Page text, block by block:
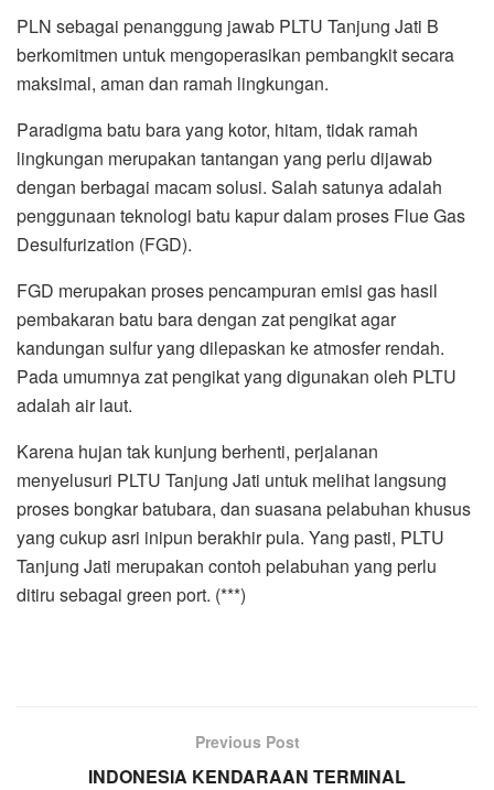
PLN sebagai penanggung jawab PLTU Tanjung Jati B
berkomitmen untuk mengoperasikan pembangkit secara
maksimal, aman dan ramah lingkungan.
Paradigma batu bara yang kotor, hitam, tidak ramah
lingkungan merupakan tantangan yang perlu dijawab
dengan berbagai macam solusi. Salah satunya adalah
penggunaan teknologi batu kapur dalam proses Flue Gas
Desulfurization (FGD).
FGD merupakan proses pencampuran emisi gas hasil
pembakaran batu bara dengan zat pengikat agar
kandungan sulfur yang dilepaskan ke atmosfer rendah.
Pada umumnya zat pengikat yang digunakan oleh PLTU
adalah air laut.
Karena hujan tak kunjung berhenti, perjalanan
menyelusuri PLTU Tanjung Jati untuk melihat langsung
proses bongkar batubara, dan suasana pelabuhan khusus
yang cukup asri inipun berakhir pula. Yang pasti, PLTU
Tanjung Jati merupakan contoh pelabuhan yang perlu
ditiru sebagai green port. (***)
Previous Post
INDONESIA KENDARAAN TERMINAL